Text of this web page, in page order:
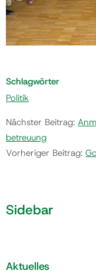
Schlagwörter
Politik
Nächster Beitrag:
betreuung
Vorheriger Beitrag:
Sidebar
Aktuelles